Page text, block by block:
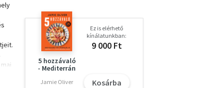
5 hozzávaló
- Mediterrán
Jamie Oliver
Ez is elérhető
kínálatunkban:
9 000 Ft
Kosárba